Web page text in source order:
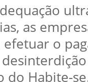
as
o
do Habite-